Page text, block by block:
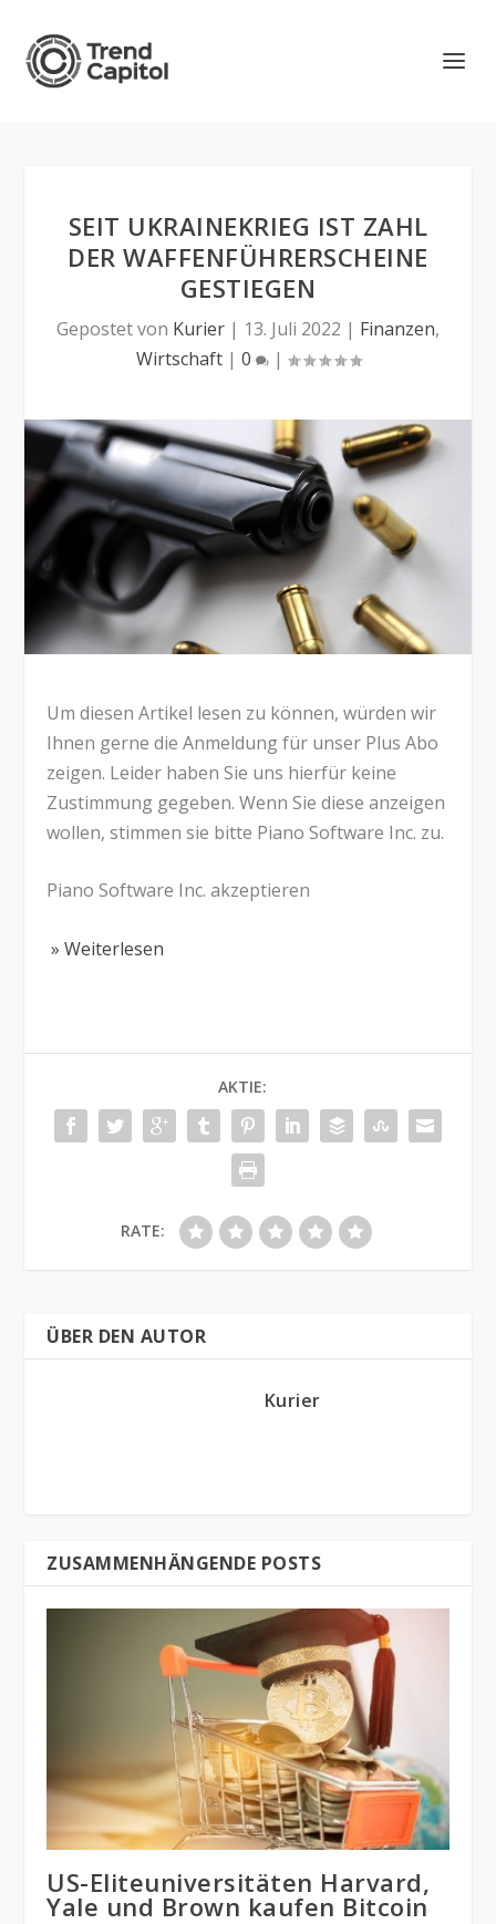
SEIT UKRAINEKRIEG IST ZAHL
DER WAFFENFÜHRERSCHEINE
GESTIEGEN
Gepostet von Kurier | 13. Juli 2022 | Finanzen,
Wirtschaft| 0 |
Um diesen Artikel lesen zu können, würden wir
Ihnen gerne die Anmeldung für unser Plus Abo
zeigen. Leider haben Sie uns hierfür keine
Zustimmung gegeben. Wenn Sie diese anzeigen
wollen, stimmen sie bitte Piano Software Inc. zu.
Piano Software Inc. akzeptieren
» Weiterlesen
AKTIE:
RATE:
ÜBER DEN AUTOR
Kurier
ZUSAMMENHÄNGENDE POSTS
US-Eliteuniversitäten Harvard,
Yale und Brown kaufen Bitcoin